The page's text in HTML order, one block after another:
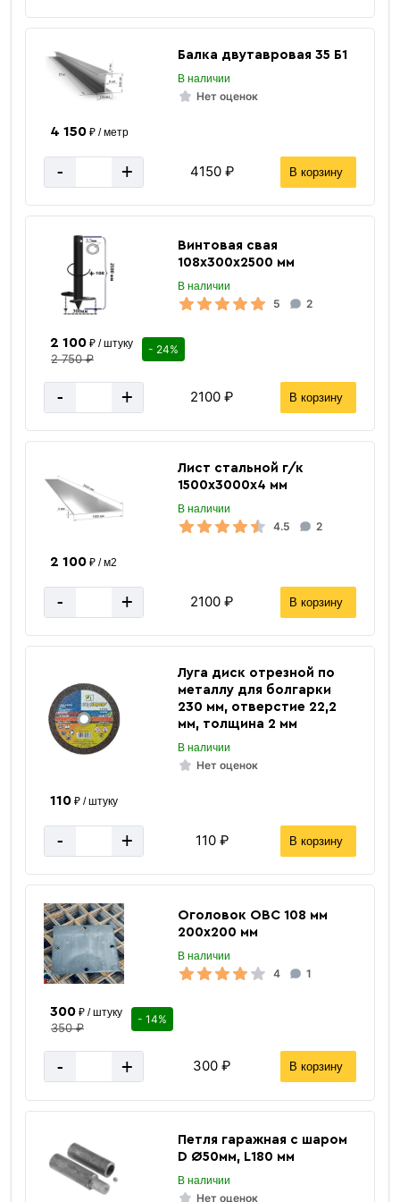
Балка двутавровая 35 Б1
В наличии
Нет оценок
4 150₽ / метр
- + 4150 ₽ В корзину
Винтовая свая
108х300х2500 мм
В наличии
5 2
2 100₽ / штуку
2 750 ₽
- 24%
- + 2100 ₽ В корзину
Лист стальной г/к
1500х3000х4 мм
В наличии
4.5 2
2 100₽ / м2
- + 2100 ₽ В корзину
Луга диск отрезной по
металлу для болгарки
230 мм, отверстие 22,2
мм, толщина 2 мм
В наличии
Нет оценок
110₽ / штуку
- + 110 ₽ В корзину
Оголовок ОВС 108 мм
200х200 мм
В наличии
4 1
300₽ / штуку
350 ₽
- 14%
- + 300 ₽ В корзину
Петля гаражная с шаром
D Ø50мм, L180 мм
В наличии
Нет оценок
Прямоугольная труба
«В корзину»
«Быстрый заказ»
Длина трубы 12 м
Толщина стенки
Страна производства